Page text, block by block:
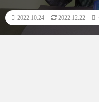
2022.10.24 2022.12.22